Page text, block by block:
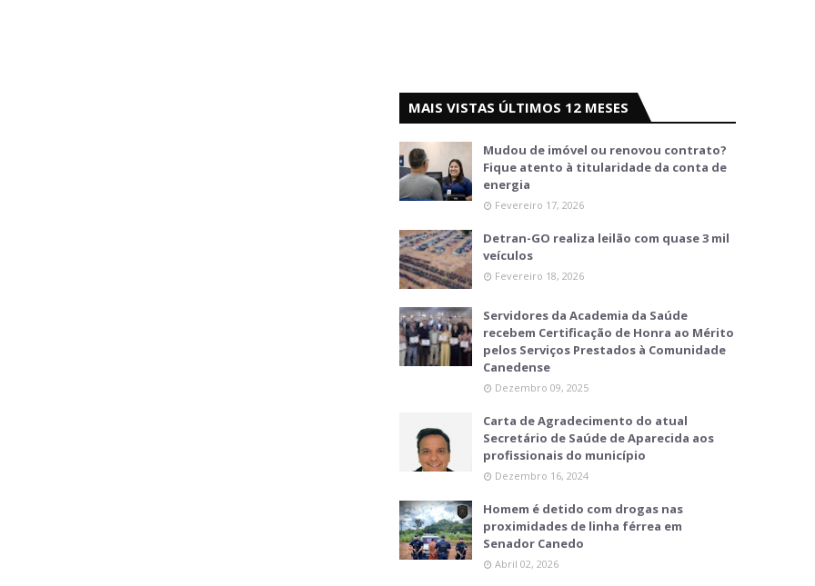
MAIS VISTAS ÚLTIMOS 12 MESES
Mudou de imóvel ou renovou contrato?
Fique atento à titularidade da conta de
energia
Fevereiro 17, 2026
Detran-GO realiza leilão com quase 3 mil
veículos
Fevereiro 18, 2026
Servidores da Academia da Saúde
recebem Certificação de Honra ao Mérito
pelos Serviços Prestados à Comunidade
Canedense
Dezembro 09, 2025
Carta de Agradecimento do atual
Secretário de Saúde de Aparecida aos
profissionais do município
Dezembro 16, 2024
Homem é detido com drogas nas
proximidades de linha férrea em
Senador Canedo
Abril 02, 2026